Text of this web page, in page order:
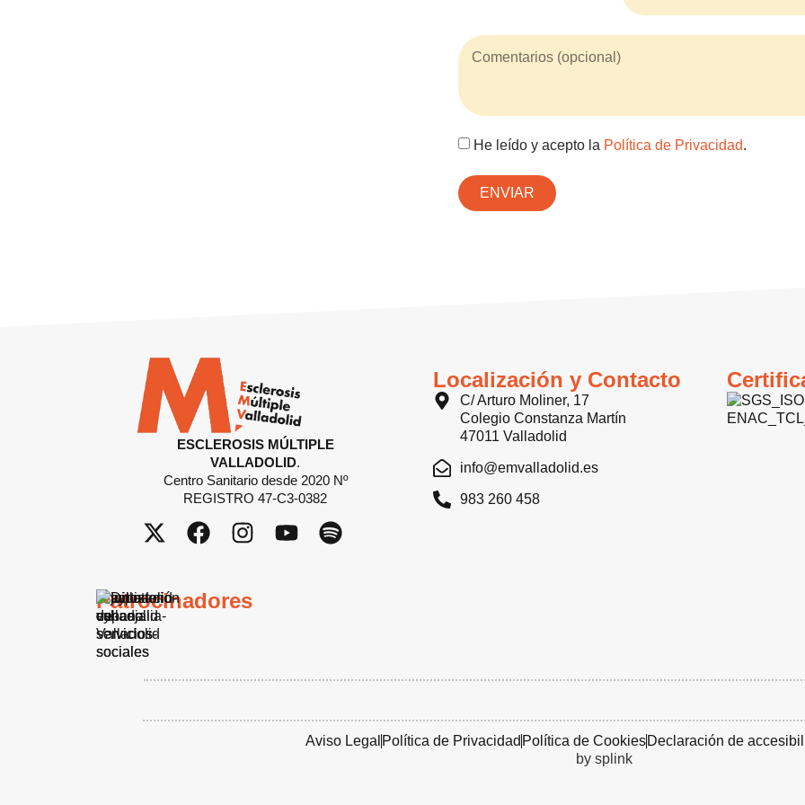
He leído y acepto la Política de Privacidad.
ENVIAR
ESCLEROSIS MÚLTIPLE
VALLADOLID.
Centro Sanitario desde 2020 Nº
REGISTRO 47-C3-0382
Localización y Contacto
C/ Arturo Moliner, 17
Colegio Constanza Martín
47011 Valladolid
info@emvalladolid.es
983 260 458
Patrocinadores
Aviso Legal Política de Privacidad Política de CookiesDeclaración de
by splink